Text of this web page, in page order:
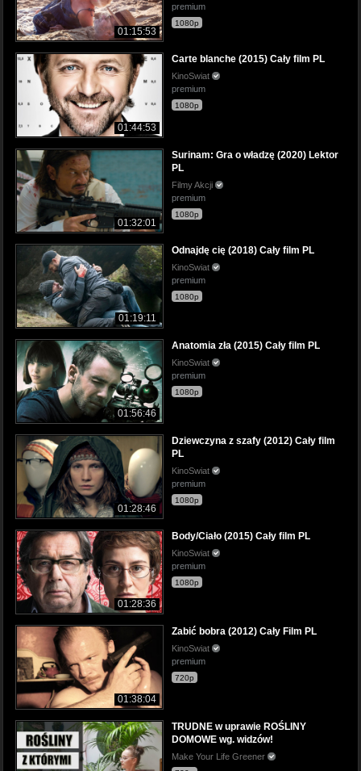
01:15:53
premium
1080p
01:44:53
Carte blanche (2015) Cały film PL
KinoSwiat
premium
1080p
01:32:01
Surinam: Gra o władzę (2020) Lektor
PL
Filmy Akcji
premium
1080p
01:19:11
Odnajdę cię (2018) Cały film PL
KinoSwiat
premium
1080p
01:56:46
Anatomia zła (2015) Cały film PL
KinoSwiat
premium
1080p
01:28:46
Dziewczyna z szafy (2012) Cały film
PL
KinoSwiat
premium
1080p
01:28:36
Body/Ciało (2015) Cały film PL
KinoSwiat
premium
1080p
01:38:04
Zabić bobra (2012) Cały Film PL
KinoSwiat
premium
720p
TRUDNE w uprawie ROŚLINY
DOMOWE wg. widzów!
Make Your Life Greener